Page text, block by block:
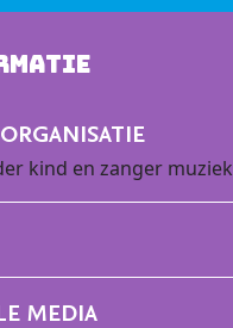
kind en zanger muziek
MEDIA